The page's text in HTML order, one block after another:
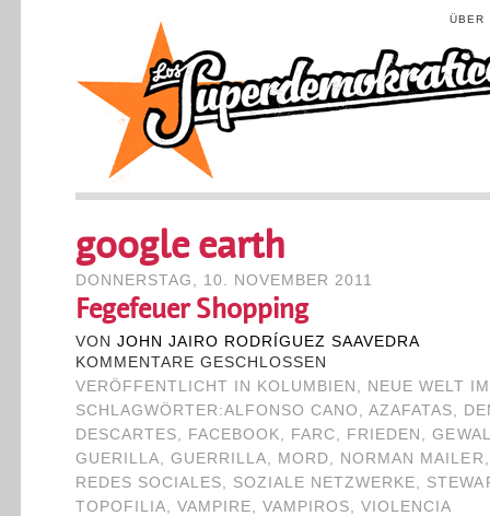
ÜBER
google earth
DONNERSTAG, 10. NOVEMBER 2011
Fegefeuer Shopping
VON JOHN JAIRO RODRÍGUEZ SAAVEDRA
KOMMENTARE GESCHLOSSEN
VERÖFFENTLICHT IN
KOLUMBIEN , NEUE WELT
SCHLAGWÖRTER:ALFONSO CANO ,AZAFATAS,
DESCARTES, FACEBOOK, FARC, FRIEDEN ,
GUERILLA, GUERRILLA, MORD, NORMAN MAILER
REDES SOCIALES, SOZIALE NETZWERKE,
TOPOFILIA, VAMPIRE,VAMPIROS,VIOLENCIA